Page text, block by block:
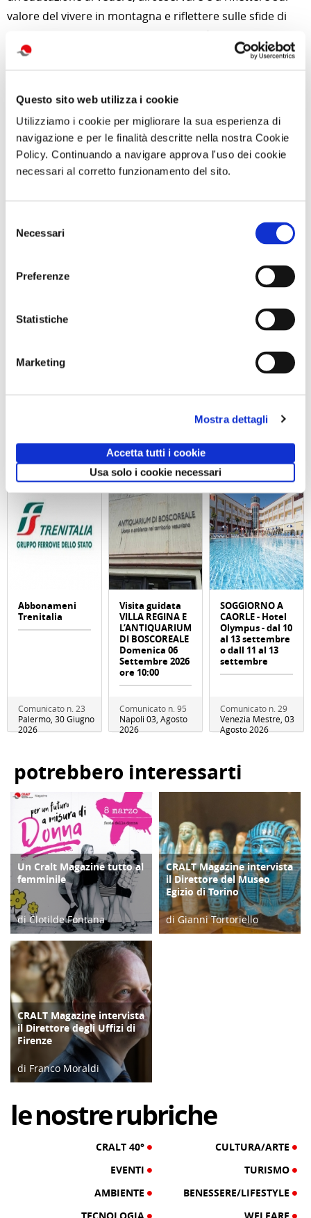
Questo sito web utilizza i cookie
Utilizziamo i cookie per migliorare la sua esperienza di
navigazione e per le finalità descritte nella nostra Cookie
Policy. Continuando a navigare approva l'uso dei cookie
necessari al corretto funzionamento del sito.
delNecessari
Preferenze
Statistiche
Marketing
Mostra dettagli
Accetta tutti i cookie
Usa solo i cookie necessari
valore del vivere in montagna e riflettere sulle sfide di
questi territori. Il lavoro di Jerome, così silenzioso,
s’integra perfettamente nel contesto montano e
Luciano Rizzi, presidente della APT Val di Sole,
promotore del progetto: “Il Sentiero della fotografia
rappresenta un progetto innovativo che incarna
perfettamente il nostro impegno per rendere la cultura
elemento strategico per lo sviluppo del nostro turismo;
comunità del nostro territorio”.
permesso di lavorare in un contesto che è parte
il silenzio delle montagne. Ha rappresentato un vero e
di Redazione Cralt Magazine
Abbonameni
Trenitalia
Comunicato n. 23
Palermo, 30 Giugno
2026
Visita guidata
VILLA REGINA E
L’ANTIQUARIUM
DI BOSCOREALE
Domenica 06
Settembre 2026
ore 10:00
Comunicato n. 95
Napoli 03, Agosto
2026
SOGGIORNO A
CAORLE - Hotel
Olympus - dal 10
al 13 settembre
o dall 11 al 13
settembre
Comunicato n. 29
Venezia Mestre, 03
Agosto 2026
potrebbero interessarti
COPERTINA
Un Cralt Magazine tutto al
femminile
di Clotilde Fontana
28/02/23
COPERTINA
CRALT Magazine intervista
il Direttore del Museo
Egizio di Torino
di Gianni Tortoriello
COPERTINA
CRALT Magazine intervista
il Direttore degli Uffizi di
Firenze
di Franco Moraldi
lenostrerubriche
CRALT 40°
CULTURA/ARTE
EVENTI
TURISMO
AMBIENTE
BENESSERE/LIFESTYLE